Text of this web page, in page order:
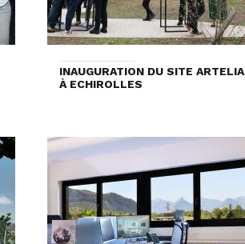
INAUGURATION DU SITE ARTELIA
À ECHIROLLES